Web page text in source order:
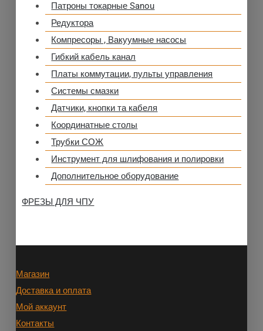
Патроны токарные Sanou
Редуктора
Компресоры , Вакуумные насосы
Гибкий кабель канал
Платы коммутации, пульты управления
Системы смазки
Датчики, кнопки та кабеля
Координатные столы
Трубки СОЖ
Инструмент для шлифования и полировки
Дополнительное оборудование
ФРЕЗЫ ДЛЯ ЧПУ
Магазин
Доставка и оплата
Мой аккаунт
Контакты